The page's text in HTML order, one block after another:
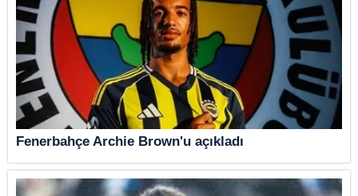
Fenerbahçe Archie Brown'u açıkladı